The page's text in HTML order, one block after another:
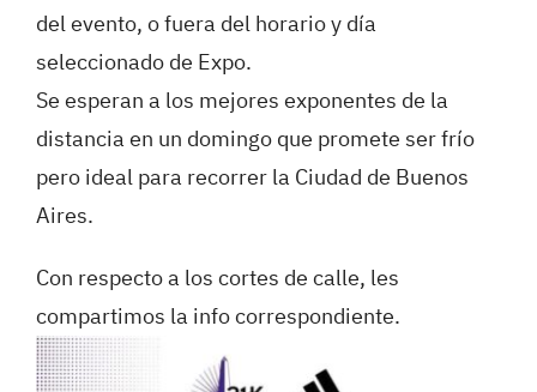
del evento, o fuera del horario y día
seleccionado de Expo.
Se esperan a los mejores exponentes de la
distancia en un domingo que promete ser frío
pero ideal para recorrer la Ciudad de Buenos
Aires.
Con respecto a los cortes de calle, les
compartimos la info correspondiente.